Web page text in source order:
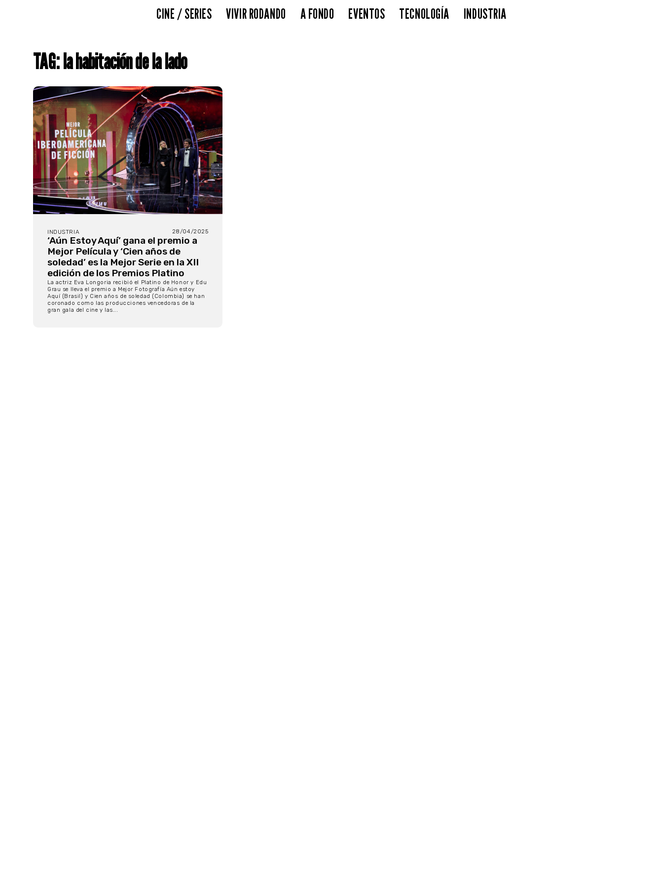
CINE / SERIES VIVIR RODANDO A FONDO EVENTOS TECNOLOGÍA INDUSTRIA
TAG: la habitación de la lado
INDUSTRIA 28/04/2025
‘Aún Estoy Aquí’ gana el premio a
Mejor Película y ‘Cien años de
soledad’ es la Mejor Serie en la XII
edición de los Premios Platino
La actriz Eva Longoria recibió el Platino de Honor y Edu
Grau se lleva el premio a Mejor Fotografía Aún estoy
Aquí (Brasil) y Cien años de soledad (Colombia) se han
coronado como las producciones vencedoras de la
gran gala del cine y las...